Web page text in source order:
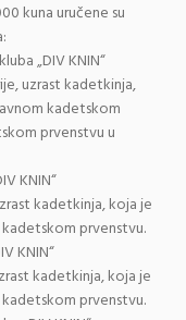
kuna uručene su
„DIV KNIN“
uzrast kadetkinja,
kadetskom
prvenstvu u
KNIN“
kadetkinja, koja je
prvenstvu.
KNIN“
kadetkinja, koja je
prvenstvu.